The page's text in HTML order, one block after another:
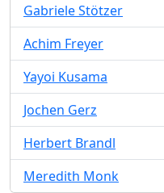
Gabriele Stötzer
Achim Freyer
Yayoi Kusama
Jochen Gerz
Herbert Brandl
Meredith Monk